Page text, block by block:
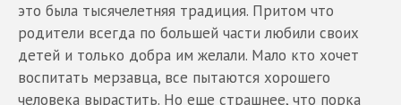
это была тысячелетняя традиция. Притом что
родители всегда по большей части любили своих
детей и только добра им желали. Мало кто хочет
воспитать мерзавца, все пытаются хорошего
человека вырастить. Но еще страшнее, что порка